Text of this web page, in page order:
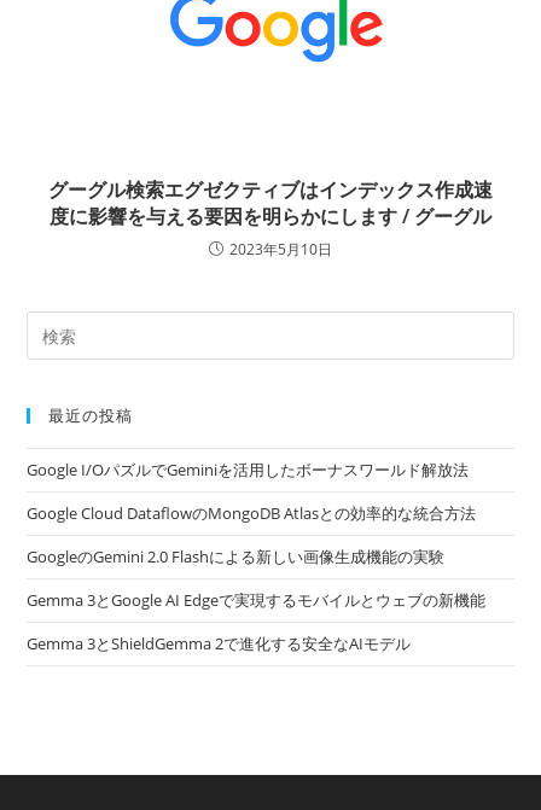
グーグル検索エグゼクティブはインデックス作成速
度に影響を与える要因を明らかにします / グーグル
2023年5月10日
最近の投稿
Google I/OパズルでGeminiを活用したボーナスワールド解放法
Google Cloud DataflowのMongoDB Atlasとの効率的な統合方法
GoogleのGemini 2.0 Flashによる新しい画像生成機能の実験
Gemma 3とGoogle AI Edgeで実現するモバイルとウェブの新機能
Gemma 3とShieldGemma 2で進化する安全なAIモデル